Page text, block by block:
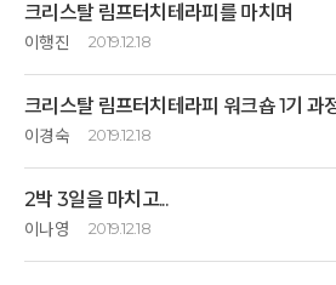
현장으로 돌아가서 깊은산속옹달샘 명상치유센
향지샘 림프터치테라피를 홍보하고 많은 사람
건강한 한국인이 되었으면 합니다.
사랑합니다. 감사합니다.
다만 아쉬운 점은 온종일 시간보다 중간에 산책
요가시간을 주었으면 더욱 좋지 않았나 싶습니다.
교육이어서 별 의미 없이 교육에 임했는데 처음
향지샘의 깊이 있는 강의에 매료되어 열렬한 팬
이제 알게 되었고 우리 몸에서 청소부 역할을 하
통한
건강의 중요성도 알게 되었고….. 참 의미 있고
생각합니다.
여기서 배운 내용을 백배 활용해서 부실한 몸을
향지샘처럼 우리 사회에 향기를 품기는 사람이
크리스탈 림프터치테라피를 마치며
이행진 2019.12.18
인터넷을 뒤져봐도 찾을 수가 없어서 기대 반 걱
생각보다 만족스런 강의 감사합니다.
시간이었습니다.
마사지 하면, 지압으로 자극을 한다고만 생각했
터치만으로 해서
크리스탈 림프터치테라피 워크숍 1기 과
이경숙 2019.12.18
다람쥐 체바퀴돌 듯 하루하루 나를 잊고 살아가
벗어나고파 찾아왔던 곳.
2박 3일을 마치고...
이나영 2019.12.18